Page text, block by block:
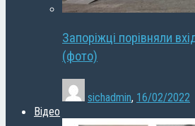
Запоріжці порівняли
(фото)
sichadmin, 16/02/2022
Відео